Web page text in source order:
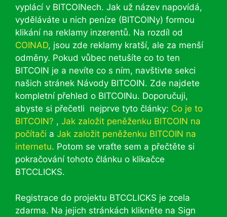
vyplácí v BITCOINech. Jak už název napovídá,
vyděláváte u nich peníze (BITCOINy) formou
klikání na reklamy inzerentů. Na rozdíl od
COINAD, jsou zde reklamy kratší, ale za menší
odměny. Pokud vůbec netušíte co to ten
BITCOIN je a nevíte co s ním, navštivte sekci
našich stránek Návody BITCOIN. Zde najdete
kompletní přehled o BITCOINu. Doporučuji,
abyste si přečetli nejprve tyto články: Co je to
BITCOIN? , Jak založit peněženku BITCOIN na
počítači a Jak založit peněženku BITCOIN na
internetu. Potom se vraťte sem a přečtěte si
pokračování tohoto článku o klikačce
BTCCLICKS.
Registrace do projektu BTCCLICKS je zcela
zdarma. Na jejich stránkách klikněte na Sign